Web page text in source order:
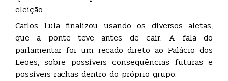
eleição.
Carlos Lula finalizou usando os diversos aletas,
que a ponte teve antes de cair. A fala do
parlamentar foi um recado direto ao Palácio dos
Leões, sobre possíveis consequências futuras e
possíveis rachas dentro do próprio grupo.